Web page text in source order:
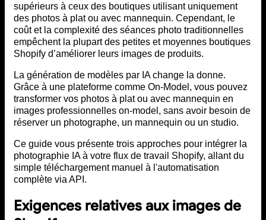
supérieurs à ceux des boutiques utilisant uniquement
des photos à plat ou avec mannequin. Cependant, le
coût et la complexité des séances photo traditionnelles
empêchent la plupart des petites et moyennes boutiques
Shopify d’améliorer leurs images de produits.
La génération de modèles par IA change la donne.
Grâce à une plateforme comme On-Model, vous pouvez
transformer vos photos à plat ou avec mannequin en
images professionnelles on-model, sans avoir besoin de
réserver un photographe, un mannequin ou un studio.
Ce guide vous présente trois approches pour intégrer la
photographie IA à votre flux de travail Shopify, allant du
simple téléchargement manuel à l'automatisation
complète via API.
Exigences relatives aux images de